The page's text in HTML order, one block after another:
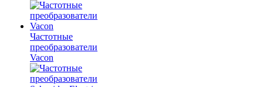
Частотные
преобразователи
Vacon